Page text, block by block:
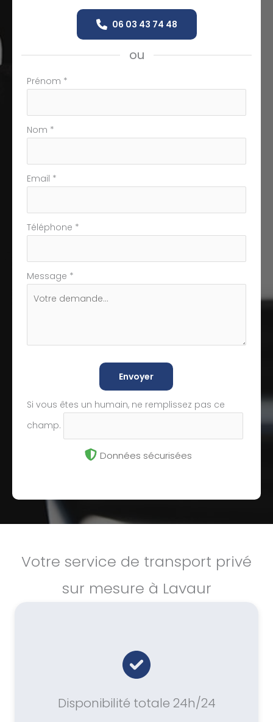
06 03 43 74 48
ou
Formulaire
téléphone
Prénom *
Nom *
Email *
Téléphone *
Message *
Envoyer
Si vous êtes un humain, ne remplissez pas ce
champ.
Données sécurisées
Votre service de transport privé
sur mesure à Lavaur
Disponibilité totale 24h/24